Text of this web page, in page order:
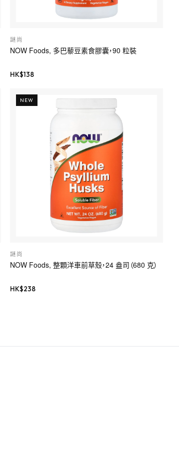
謎尚
NOW Foods, 多巴藜豆素食膠囊，90 粒裝
HK$138
NEW
謎尚
NOW Foods, 整顆洋車前草殼，24 盎司（680 克）
HK$238